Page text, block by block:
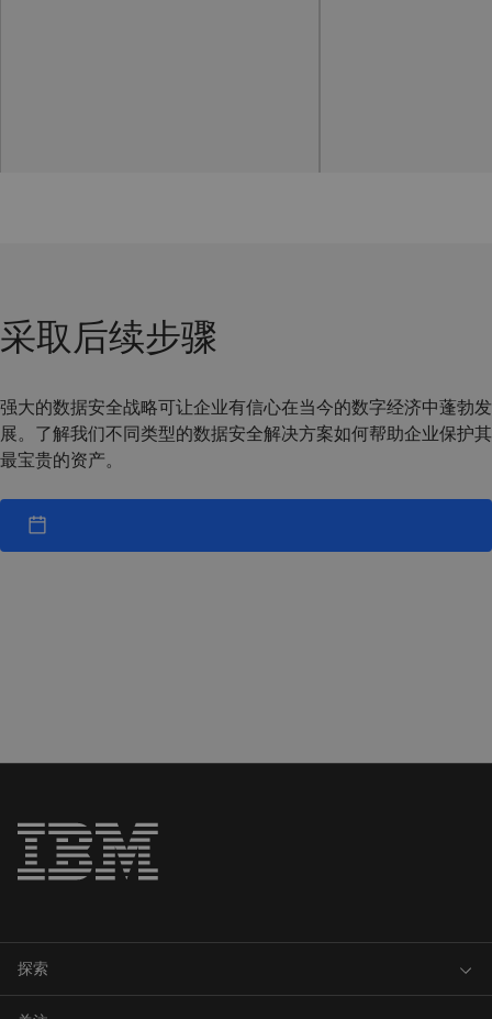
采取后续步骤
强大的数据安全战略可让企业有信心在当今的数字经济中蓬勃发
展。了解我们不同类型的数据安全解决方案如何帮助企业保护其
最宝贵的资产。